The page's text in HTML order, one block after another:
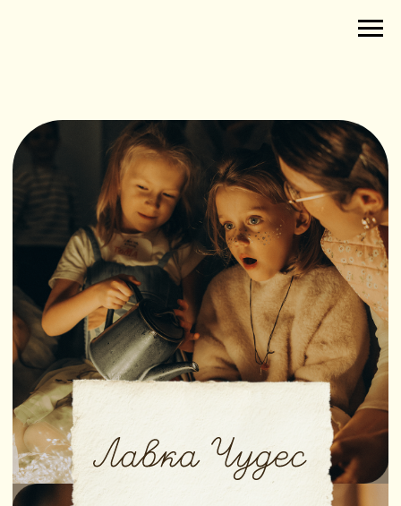
Добро пожаловать
в Лавку Чудес!